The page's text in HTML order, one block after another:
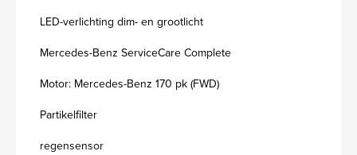
LED-verlichting dim- en grootlicht
Mercedes-Benz ServiceCare Complete
Motor: Mercedes-Benz 170 pk (FWD)
Partikelfilter
regensensor